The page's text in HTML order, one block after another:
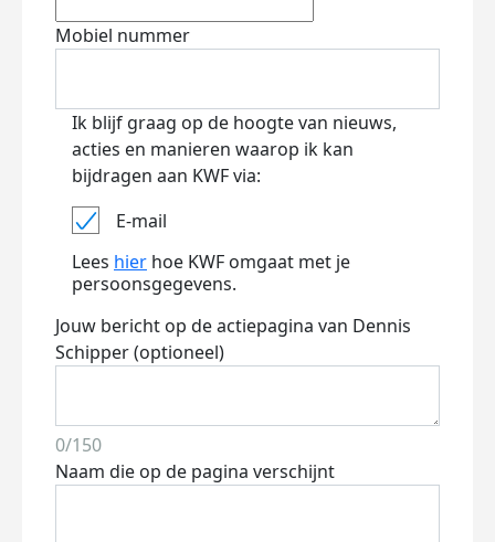
Mobiel nummer
Ik blijf graag op de hoogte van nieuws,
acties en manieren waarop ik kan
bijdragen aan KWF via:
E-mail
Lees hier hoe KWF omgaat met je
persoonsgegevens.
Jouw bericht op de actiepagina van Dennis
Schipper (optioneel)
0/150
Naam die op de pagina verschijnt